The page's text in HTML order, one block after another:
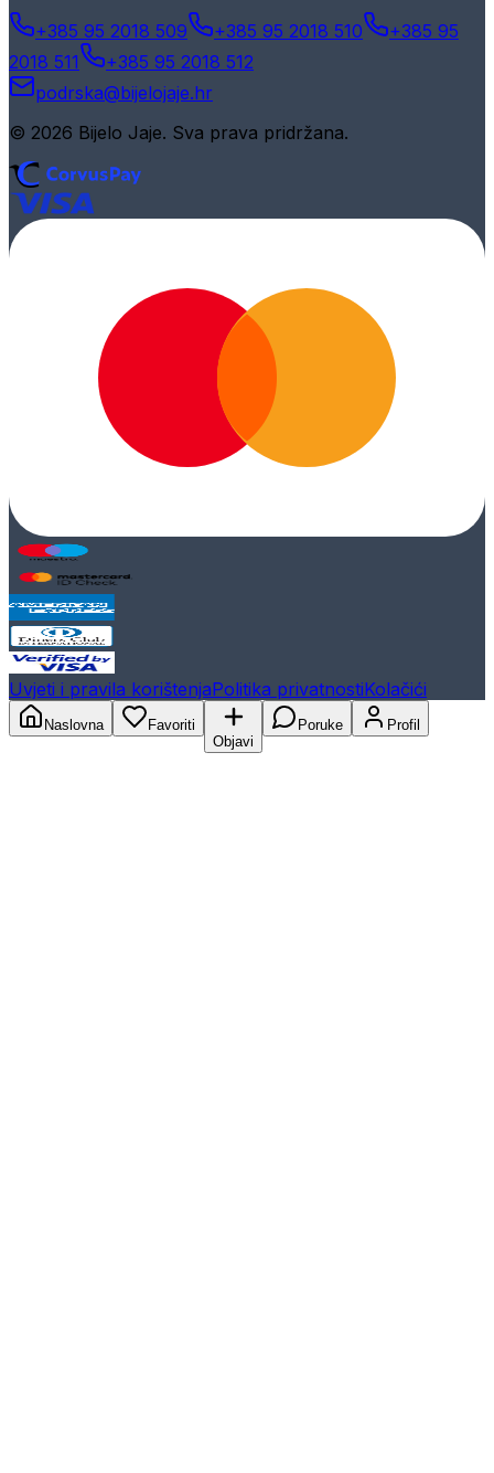
+385 95 2018 509 +385 95 2018 510
+385 95
2018 511
+385 95 2018 512
podrska@bijelojaje.hr
© 2026 Bijelo Jaje. Sva prava pridržana.
Uvjeti i pravila korištenjaPolitika privatnostiKolačići
Naslovna
Favoriti
Objavi
Poruke Profil